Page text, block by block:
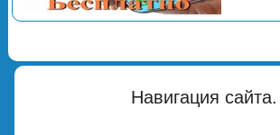
Навигация сайта.